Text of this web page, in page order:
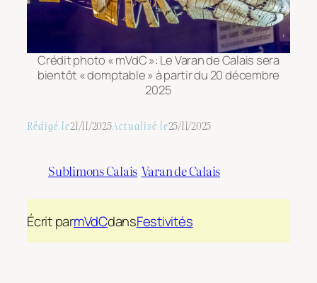
Crédit photo « mVdC »: Le Varan de Calais sera
bientôt « domptable » à partir du 20 décembre
2025
Rédigé le21/11/2025Actualisé le25/11/2025
Sublimons Calais Varan de Calais
Écrit parmVdCdansFestivités